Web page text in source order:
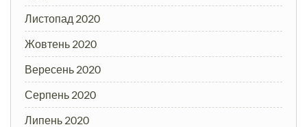
Листопад 2020
Жовтень 2020
Вересень 2020
Серпень 2020
Липень 2020